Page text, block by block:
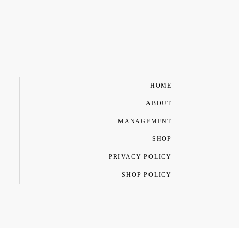
HOME
ABOUT
MANAGEMENT
SHOP
PRIVACY POLICY
SHOP POLICY